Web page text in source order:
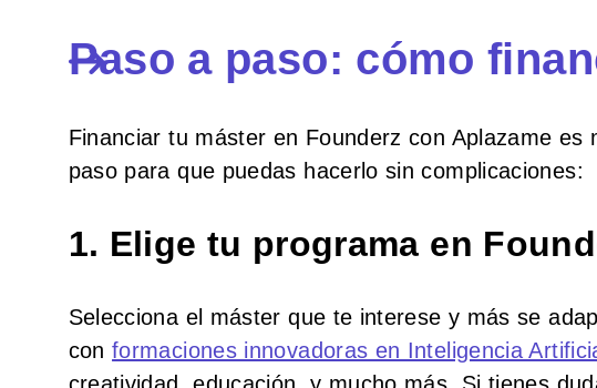
Paso a paso: cómo
Financiar tu máster en Founderz con Aplazame
paso para que puedas hacerlo sin complicaciones:
1. Elige tu programa en
Selecciona el máster que te interese y más se
conformaciones innovadoras en Inteligencia